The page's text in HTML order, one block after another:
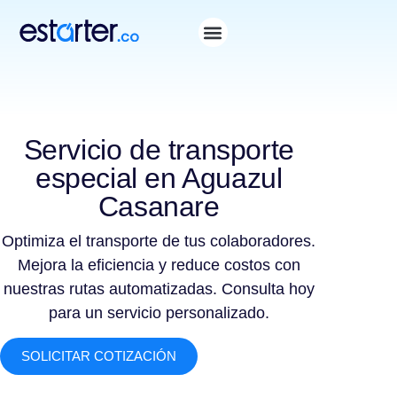
Servicio de transporte
especial en Aguazul
Casanare
Optimiza el transporte de tus colaboradores.
Mejora la eficiencia y reduce costos con
nuestras rutas automatizadas. Consulta hoy
para un servicio personalizado.
SOLICITAR COTIZACIÓN